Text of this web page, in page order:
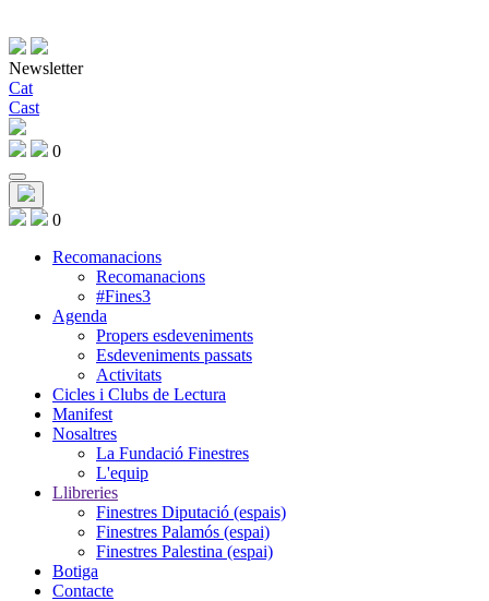
Newsletter
Cat
Cast
0
0
Recomanacions
Recomanacions
#Fines3
Agenda
Propers esdeveniments
Esdeveniments passats
Activitats
Cicles i Clubs de Lectura
Manifest
Nosaltres
La Fundació Finestres
L'equip
Llibreries
Finestres Diputació (espais)
Finestres Palamós (espai)
Finestres Palestina (espai)
Botiga
Contacte